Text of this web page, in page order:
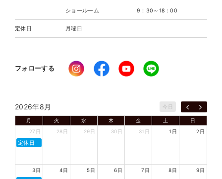
ショールーム 9：30～18：00
定休日 月曜日
フォローする
2026年8月 今日
月 火 水 木 金 土
日
27日
定休日
28日 29日 30日 31日 1日 2日
3日 4日 5日 6日 7日 8日 9日